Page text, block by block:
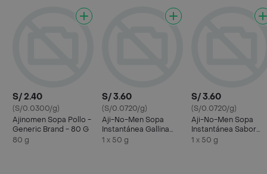
S/ 2.40
(S/0.0300/g)
Ajinomen Sopa Pollo -
Generic Brand - 80 G
80 g
S/ 3.60
(S/0.0720/g)
Aji-No-Men Sopa
Instantánea Gallina
Picante
1 x 50 g
S/ 3.60
(S/0.0720/g)
Aji-No-Men Sopa
Instantánea Sabor
Gallina
1 x 50 g